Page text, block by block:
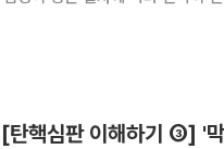
[탄핵심판 이해하기 ➂] '